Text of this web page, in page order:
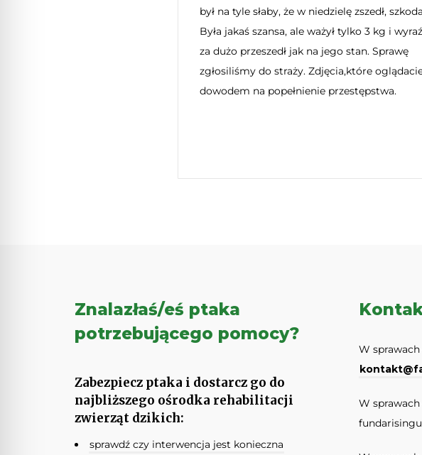
był na tyle słaby, że w niedzielę zszedł,
Była jakaś szansa, ale ważył tylko 3 kg i
za dużo przeszedł jak na jego stan. Sprawę
zgłosiliśmy do straży. Zdjęcia,które
dowodem na popełnienie przestępstwa.
Znalazłaś/eś ptaka
potrzebującego pomocy?
Zabezpiecz ptaka i dostarcz go do
najbliższego ośrodka rehabilitacji
zwierząt dzikich:
sprawdź czy interwencja jest konieczna
W
W